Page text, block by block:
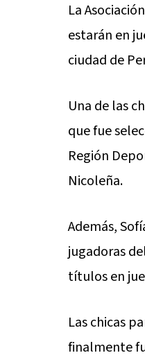
La
estarán en
ciudad de
Una de las
que fue
Región
Nicoleña.
Además,
jugadoras
títulos en
Las chicas
finalmente